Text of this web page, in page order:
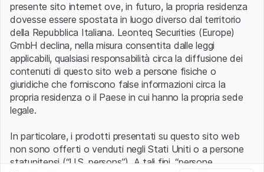
presente sito internet ove, in futuro, la propria residenza
dovesse essere spostata in luogo diverso dal territorio
della Repubblica Italiana. Leonteq Securities (Europe)
GmbH declina, nella misura consentita dalle leggi
applicabili, qualsiasi responsabilità circa la diffusione dei
contenuti di questo sito web a persone fisiche o
giuridiche che forniscono false informazioni circa la
propria residenza o il Paese in cui hanno la propria sede
legale.
In particolare, i prodotti presentati su questo sito web
non sono offerti o venduti negli Stati Uniti o a persone
statunitensi (“U.S. persons”). A tali fini, “persone